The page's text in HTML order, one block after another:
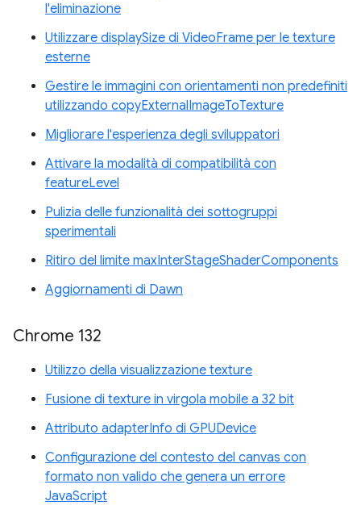
l'eliminazione
Utilizzare displaySize di VideoFrame per le texture
esterne
Gestire le immagini con orientamenti non predefiniti
utilizzando copyExternalImageToTexture
Migliorare l'esperienza degli sviluppatori
Attivare la modalità di compatibilità con
featureLevel
Pulizia delle funzionalità dei sottogruppi
sperimentali
Ritiro del limite maxInterStageShaderComponents
Aggiornamenti di Dawn
Chrome 132
Utilizzo della visualizzazione texture
Fusione di texture in virgola mobile a 32 bit
Attributo adapterInfo di GPUDevice
Configurazione del contesto del canvas con
formato non valido che genera un errore
JavaScript